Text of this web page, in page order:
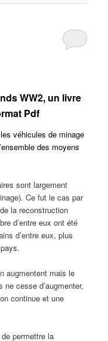
WW2, un livre
Pdf
véhicules de minage
des moyens
sont largement
Ce fut le cas par
la reconstruction
d’entre eux ont été
d’entre eux, plus
augmentent mais le
cesse d’augmenter,
continue et une
permettre la